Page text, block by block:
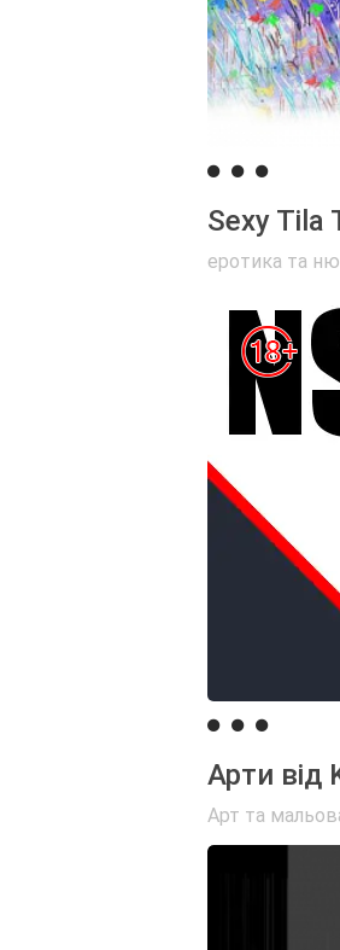
Sexy Tila
еротика та ню
Арти від
Арт та